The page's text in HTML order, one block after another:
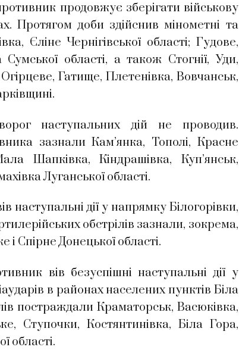
продовжує зберігати військову
Протягом доби здійснив мінометні та
Єліне Чернігівської області; Гудове,
області, а також Стогнії, Уди,
Гатище, Плетенівка, Вовчанськ,
наступальних дій не проводив.
зазнали Кам’янка, Тополі, Красне
Шапківка, Кіндрашівка, Куп’янськ,
Луганської області.
дії у напрямку Білогорівки,
обстрілів зазнали, зокрема,
і Спірне Донецької області.
вів безуспішні наступальні дії у
в районах населених пунктів Біла
постраждали Краматорськ, Васюківка,
Ступочки, Костянтинівка, Біла Гора,
області.